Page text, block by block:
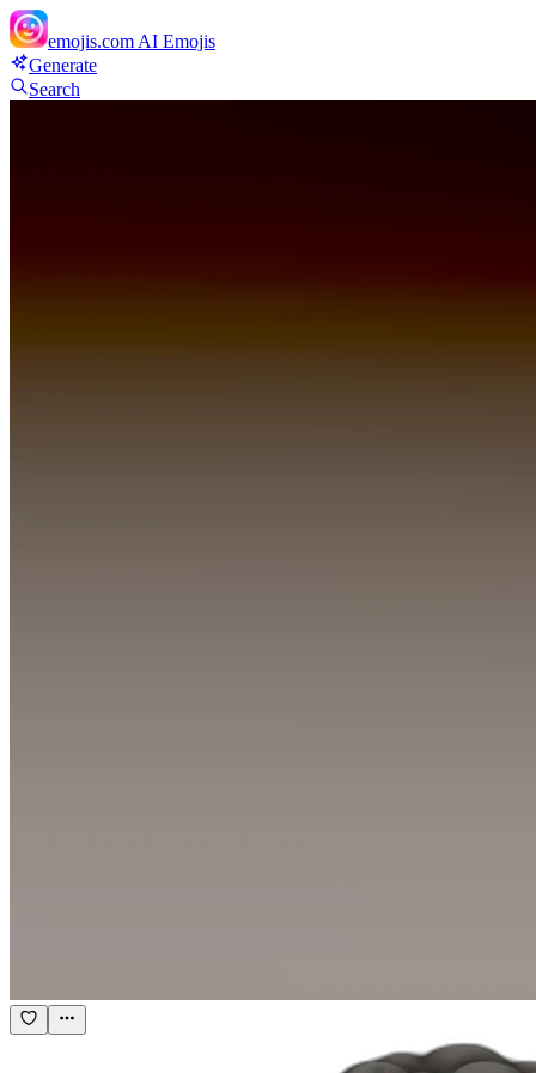
emojis.com AI Emojis
Generate
Search